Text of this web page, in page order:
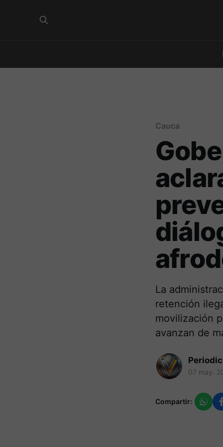
Cauca
La
retención
movilización
avanzan de
07 may.
Compartir: